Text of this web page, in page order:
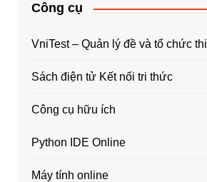
Công cụ
VniTest – Quản lý đề và tổ chức thi
Sách điện tử Kết nối tri thức
Công cụ hữu ích
Python IDE Online
Máy tính online